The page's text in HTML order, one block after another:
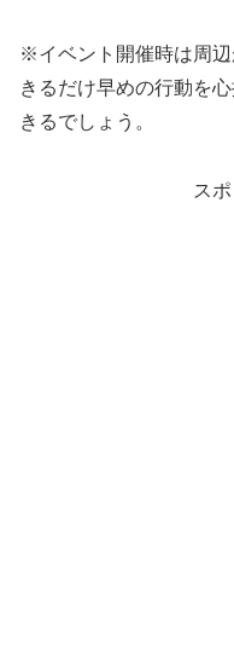
※イベント開催時は周
きるだけ早めの行動を
きるでしょう。
ス